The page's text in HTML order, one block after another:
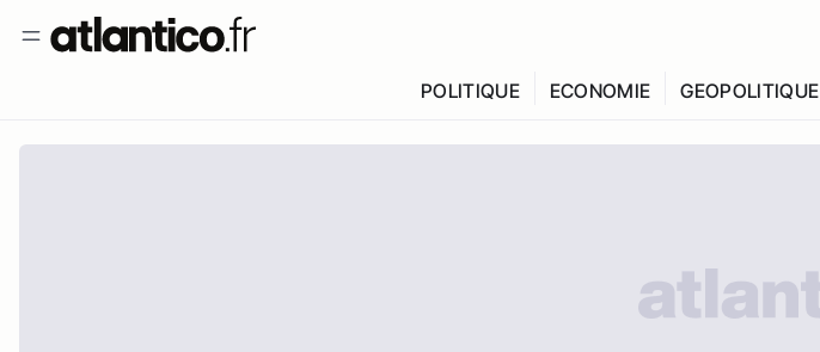
POLITIQUE ECONOMIE GEOPOLITIQUE